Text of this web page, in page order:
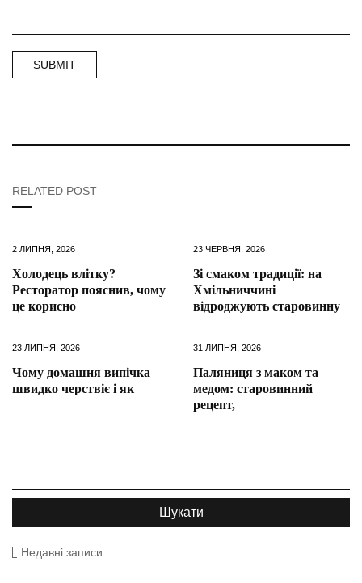
RELATED POST
2 ЛИПНЯ, 2026
Холодець влітку?
Ресторатор пояснив, чому
це корисно
23 ЧЕРВНЯ, 2026
Зі смаком традиції: на
Хмільниччині
відроджують старовинну
23 ЛИПНЯ, 2026
Чому домашня випічка
швидко черствіє і як
31 ЛИПНЯ, 2026
Паляниця з маком та
медом: старовинний
рецепт,
Недавні записи